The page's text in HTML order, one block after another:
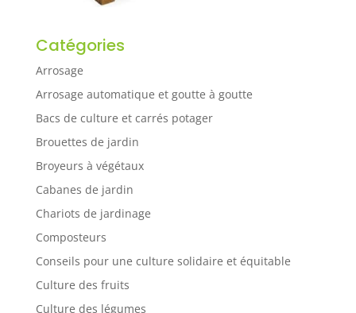
Catégories
Arrosage
Arrosage automatique et goutte à goutte
Bacs de culture et carrés potager
Brouettes de jardin
Broyeurs à végétaux
Cabanes de jardin
Chariots de jardinage
Composteurs
Conseils pour une culture solidaire et équitable
Culture des fruits
Culture des légumes